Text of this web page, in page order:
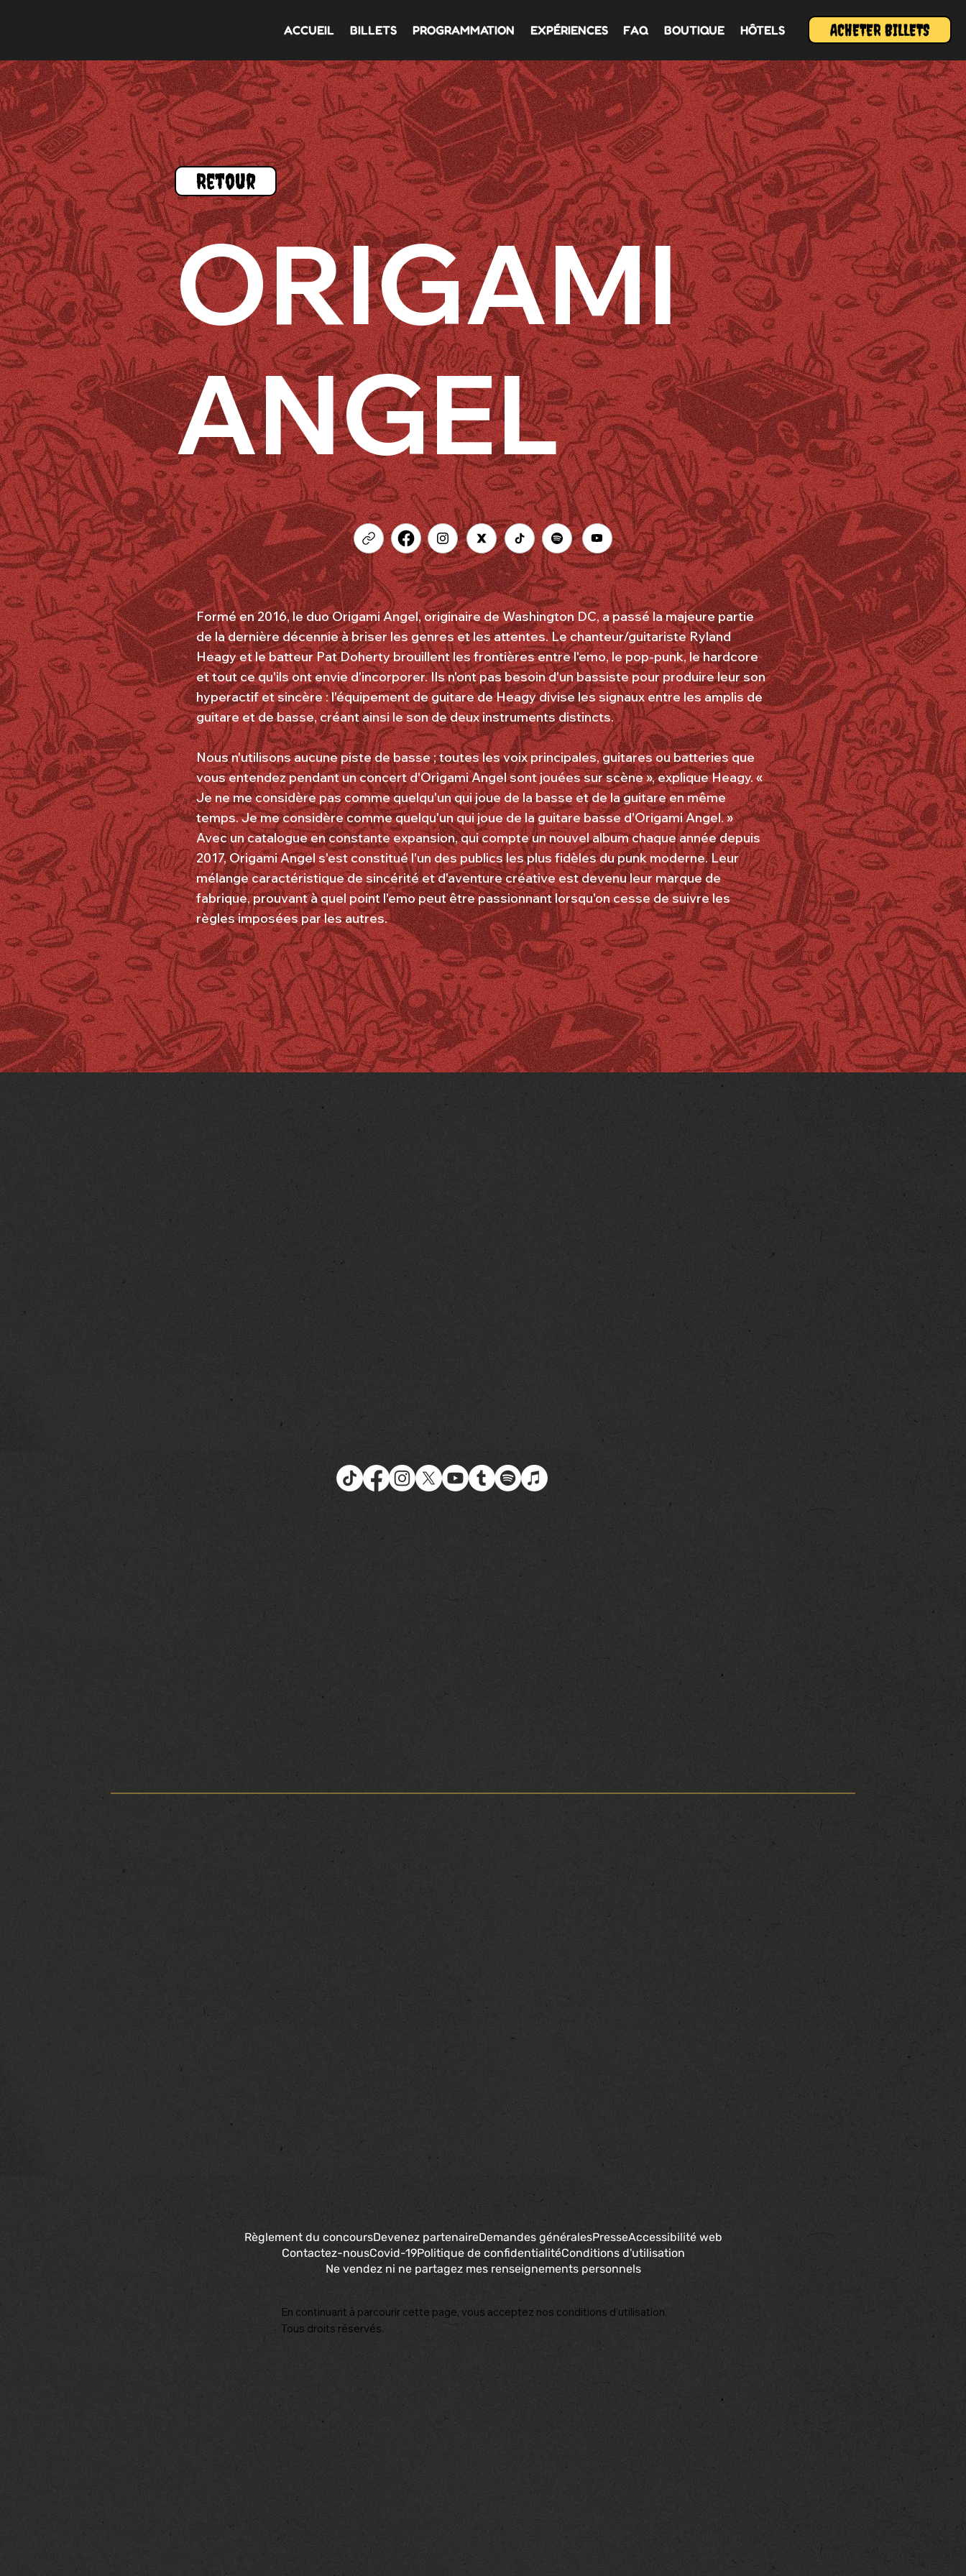
ACCUEIL BILLETS PROGRAMMATION EXPÉRIENCES FAQ BOUTIQUE HÔTELS ACHETER BILLETS
Retour
ORIGAMI
ANGEL
Formé en 2016, le duo Origami Angel, originaire de Washington DC, a passé la majeure partie
de la dernière décennie à briser les genres et les attentes. Le chanteur/guitariste Ryland
Heagy et le batteur Pat Doherty brouillent les frontières entre l'emo, le pop-punk, le hardcore
et tout ce qu'ils ont envie d'incorporer. Ils n'ont pas besoin d'un bassiste pour produire leur son
hyperactif et sincère : l'équipement de guitare de Heagy divise les signaux entre les amplis de
guitare et de basse, créant ainsi le son de deux instruments distincts.
Nous n'utilisons aucune piste de basse ; toutes les voix principales, guitares ou batteries que
vous entendez pendant un concert d'Origami Angel sont jouées sur scène », explique Heagy. «
Je ne me considère pas comme quelqu'un qui joue de la basse et de la guitare en même
temps. Je me considère comme quelqu'un qui joue de la guitare basse d'Origami Angel. »
Avec un catalogue en constante expansion, qui compte un nouvel album chaque année depuis
2017, Origami Angel s'est constitué l'un des publics les plus fidèles du punk moderne. Leur
mélange caractéristique de sincérité et d'aventure créative est devenu leur marque de
fabrique, prouvant à quel point l'emo peut être passionnant lorsqu'on cesse de suivre les
règles imposées par les autres.
Règlement du concoursDevenez partenaireDemandes généralesPresseAccessibilité web
Contactez-nousCovid-19Politique de confidentialitéConditions d'utilisation
Ne vendez ni ne partagez mes renseignements personnels
En continuant à parcourir cette page, vous acceptez nos conditions d'utilisation.
Tous droits réservés.